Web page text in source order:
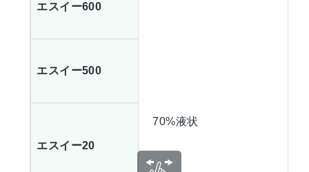
エスイー600
70%液状
エスイー500
エスイー20